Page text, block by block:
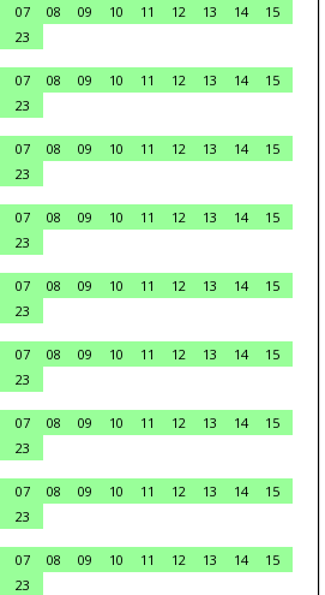
07 08 09 10 11 12 13 14
15
23
07 08 09 10 11 12 13 14
15
23
07 08 09 10 11 12 13 14
15
23
07 08 09 10 11 12 13 14
15
23
07 08 09 10 11 12 13 14
15
23
07 08 09 10 11 12 13 14
15
23
07 08 09 10 11 12 13 14
15
23
07 08 09 10 11 12 13 14
15
23
07 08 09 10 11 12 13 14
15
23